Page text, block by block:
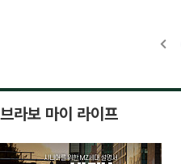
브라보 마이 라이프